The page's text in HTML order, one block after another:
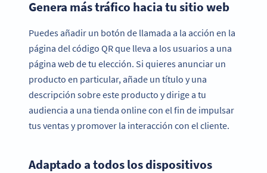
Genera más tráfico hacia tu sitio web
Puedes añadir un botón de llamada a la acción en la
página del código QR que lleva a los usuarios a una
página web de tu elección. Si quieres anunciar un
producto en particular, añade un título y una
descripción sobre este producto y dirige a tu
audiencia a una tienda online con el fin de impulsar
tus ventas y promover la interacción con el cliente.
Adaptado a todos los dispositivos